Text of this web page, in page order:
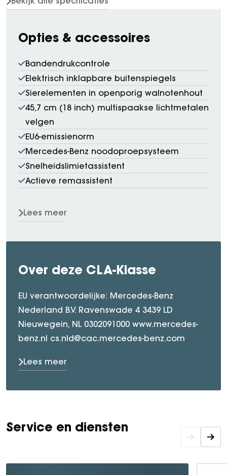
Opties & accessoires
Bandendrukcontrole
Elektrisch inklapbare buitenspiegels
Sierelementen in openporig walnotenhout
45,7 cm (18 inch) multispaakse lichtmetalen
velgen
EU6-emissienorm
Mercedes-Benz noodoproepsysteem
Snelheidslimietassistent
Actieve remassistent
Lees meer
Over deze CLA-Klasse
EU verantwoordelijke: Mercedes-Benz
Nederland B.V. Ravenswade 4 3439 LD
Nieuwegein, NL 0302091000 www.mercedes-
benz.nl cs.nld@cac.mercedes-benz.com
Lees meer
Service en diensten